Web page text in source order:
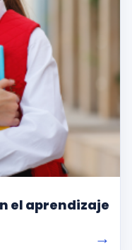
el aprendizaje
→